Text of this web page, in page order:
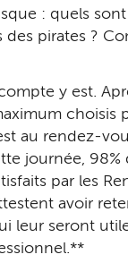
: quels
des pirates ?
y est.
choisis
au rendez-
journée, 98%
par les
avoir
leur seront